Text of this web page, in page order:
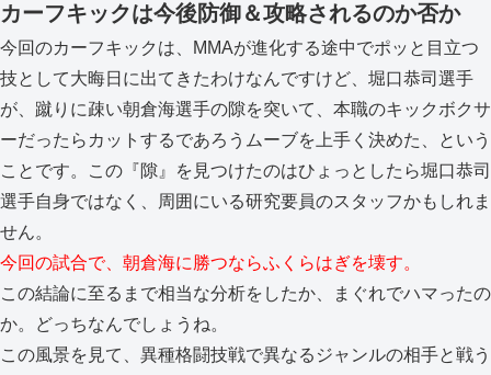
カーフキックは今後防御＆攻略されるのか否か
今回のカーフキックは、MMAが進化する途中でポッと目立つ
技として大晦日に出てきたわけなんですけど、堀口恭司選手
が、蹴りに疎い朝倉海選手の隙を突いて、本職のキックボクサ
ーだったらカットするであろうムーブを上手く決めた、という
ことです。この『隙』を見つけたのはひょっとしたら堀口恭司
選手自身ではなく、周囲にいる研究要員のスタッフかもしれま
せん。
今回の試合で、朝倉海に勝つならふくらはぎを壊す。
この結論に至るまで相当な分析をしたか、まぐれでハマったの
か。どっちなんでしょうね。
この風景を見て、異種格闘技戦で異なるジャンルの相手と戦う